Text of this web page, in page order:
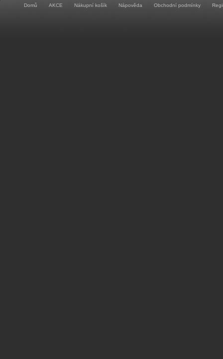
Domů AKCE Nákupní košík Nápověda Obchodní podmínky